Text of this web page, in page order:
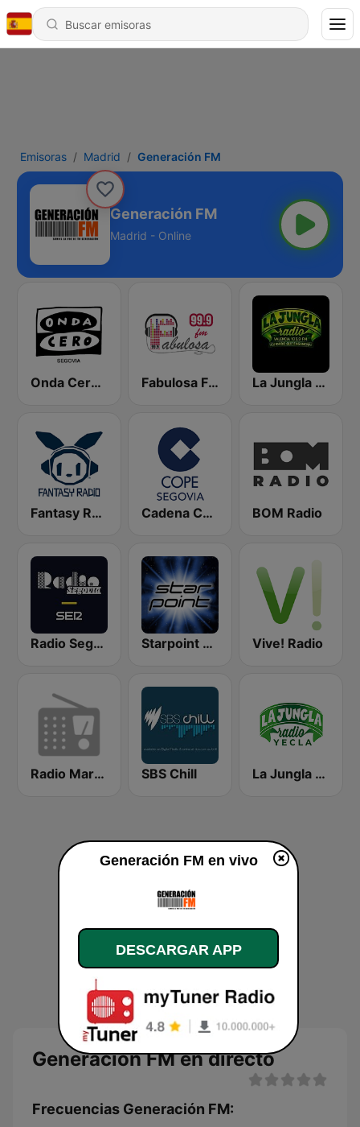
Emisoras Madrid Generación FM
Generación FM
Madrid - Online
Onda Cero Segovia Fabulosa FM La Jungla Radio Valencia
Fantasy Radio UK Cadena COPE Segovia BOM Radio
Radio Segovia SER Starpoint Radio Vive! Radio
Radio Marca León SBS Chill La Jungla Radio Yecla
Generación FM en directo
Frecuencias Generación FM:
Generación FM en vivo
DESCARGAR APP